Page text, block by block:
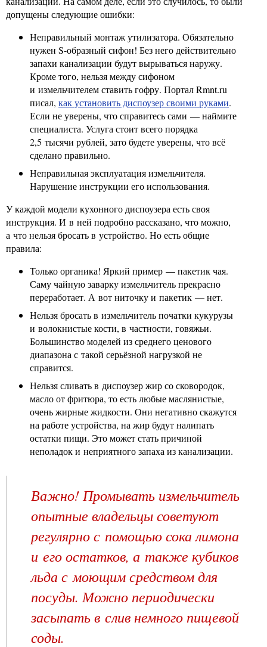
допущены следующие ошибки:
Неправильный монтаж утилизатора. Обязательно
нужен S-образный сифон! Без него действительно
запахи канализации будут вырываться наружу.
Кроме того, нельзя между сифоном
и измельчителем ставить гофру. Портал Rmnt.ru
писал, как установить диспоузер своими руками.
Если не уверены, что справитесь сами — наймите
специалиста. Услуга стоит всего порядка
2,5 тысячи рублей, зато будете уверены, что всё
сделано правильно.
Неправильная эксплуатация измельчителя.
Нарушение инструкции его использования.
У каждой модели кухонного диспоузера есть своя
инструкция. И в ней подробно рассказано, что можно,
а что нельзя бросать в устройство. Но есть общие
правила:
Только органика! Яркий пример — пакетик чая.
Саму чайную заварку измельчитель прекрасно
переработает. А вот ниточку и пакетик — нет.
Нельзя бросать в измельчитель початки кукурузы
и волокнистые кости, в частности, говяжьи.
Большинство моделей из среднего ценового
диапазона с такой серьёзной нагрузкой не
справится.
Нельзя сливать в диспоузер жир со сковородок,
масло от фритюра, то есть любые маслянистые,
очень жирные жидкости. Они негативно скажутся
на работе устройства, на жир будут налипать
остатки пищи. Это может стать причиной
неполадок и неприятного запаха из канализации.
Важно! Промывать измельчитель
опытные владельцы советуют
регулярно с помощью сока лимона
и его остатков, а также кубиков
льда с моющим средством для
посуды. Можно периодически
засыпать в слив немного пищевой
соды.